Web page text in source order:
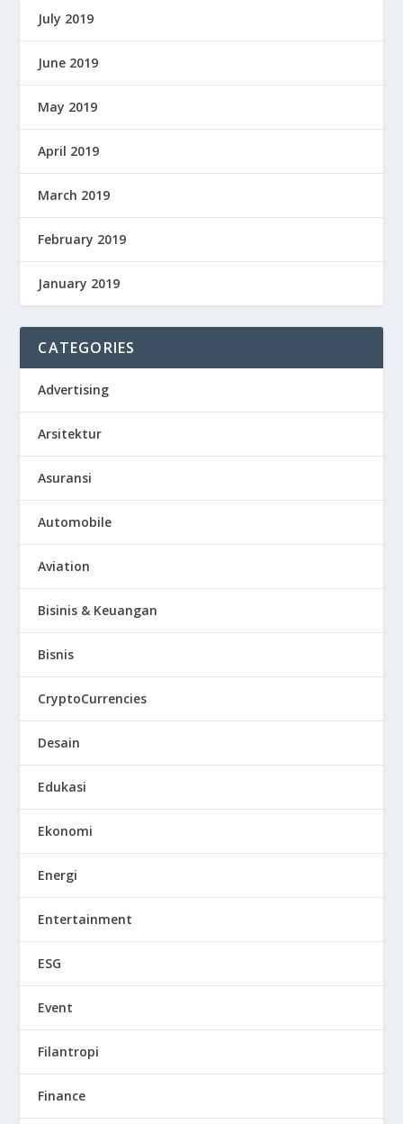
July 2019
June 2019
May 2019
April 2019
March 2019
February 2019
January 2019
CATEGORIES
Advertising
Arsitektur
Asuransi
Automobile
Aviation
Bisinis & Keuangan
Bisnis
CryptoCurrencies
Desain
Edukasi
Ekonomi
Energi
Entertainment
ESG
Event
Filantropi
Finance